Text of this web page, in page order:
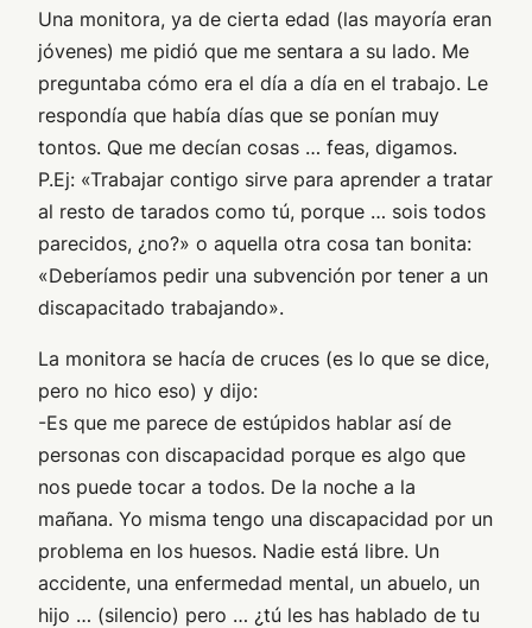
Una monitora, ya de cierta edad (las mayoría eran
jóvenes) me pidió que me sentara a su lado. Me
preguntaba cómo era el día a día en el trabajo. Le
respondía que había días que se ponían muy
tontos. Que me decían cosas … feas, digamos.
P.Ej: «Trabajar contigo sirve para aprender a tratar
al resto de tarados como tú, porque … sois todos
parecidos, ¿no?» o aquella otra cosa tan bonita:
«Deberíamos pedir una subvención por tener a un
discapacitado trabajando».
La monitora se hacía de cruces (es lo que se dice,
pero no hico eso) y dijo:
-Es que me parece de estúpidos hablar así de
personas con discapacidad porque es algo que
nos puede tocar a todos. De la noche a la
mañana. Yo misma tengo una discapacidad por un
problema en los huesos. Nadie está libre. Un
accidente, una enfermedad mental, un abuelo, un
hijo … (silencio) pero … ¿tú les has hablado de tu